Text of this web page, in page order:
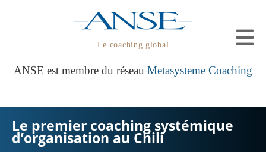
Le coaching global
ANSE est membre du réseau Metasysteme Coaching
Le premier coaching systémique
d’organisation au Chili